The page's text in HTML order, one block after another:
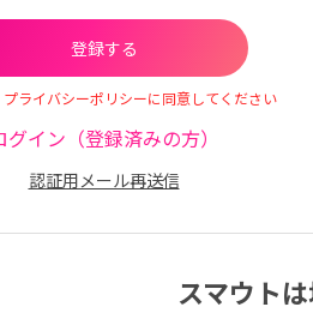
ライバシーポリシーに同意してください
グイン（登録済みの方）
認証用メール再送信
スマウト